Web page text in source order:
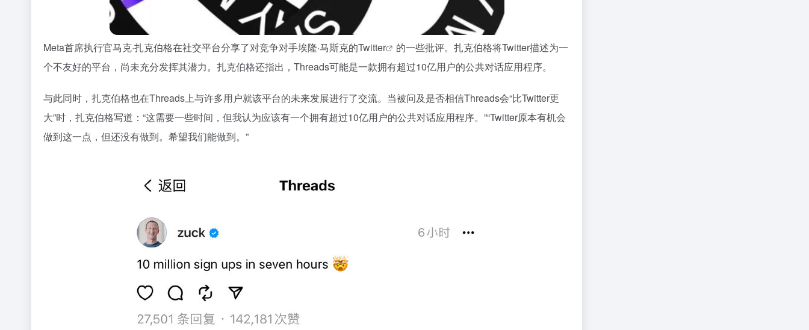
Meta首席执行官马克·扎克伯格在社交平台分享了对竞争对手埃隆·马斯克的Twitter
的一些批评。扎克伯格将Twitter描述为一
个不友好的平台，尚未充分发挥其潜力。扎克伯格还指出，Threads可能是一款拥有超过10亿用户的公共对话应用程序。
与此同时，扎克伯格也在Threads上与许多用户就该平台的未来发展进行了交流。当被问及是否相信Threads会“比Twitter更
大”时，扎克伯格写道：“这需要一些时间，但我认为应该有一个拥有超过10亿用户的公共对话应用程序。”“Twitter原本有机会
做到这一点，但还没有做到。希望我们能做到。”